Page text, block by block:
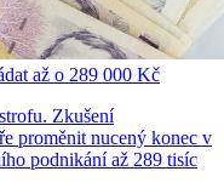
až o 289 000 Kč
Zkušení
proměnit nucený konec v
podnikání až 289 tisíc